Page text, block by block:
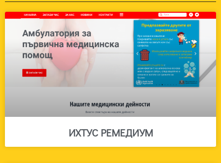
ИХТУС РЕМЕДИУМ